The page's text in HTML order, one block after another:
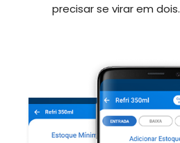
precisar se virar em dois.